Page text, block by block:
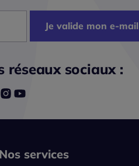
Je valide mon e-mail
réseaux sociaux :
Nos services